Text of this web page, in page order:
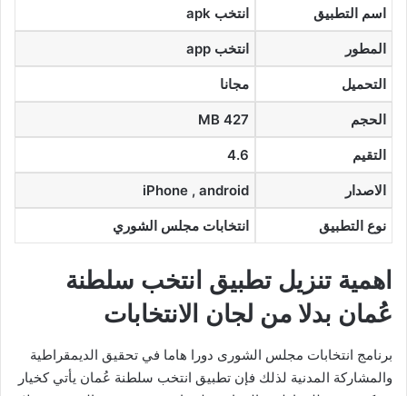
اسم التطبيق انتخب apk
المطور انتخب app
التحميل مجانا
الحجم MB 427
التقيم 4.6
الاصدار iPhone , android
نوع التطبيق انتخابات مجلس الشوري
اهمية تنزيل تطبيق انتخب سلطنة
عُمان بدلا من لجان الانتخابات
برنامج انتخابات مجلس الشورى دورا هاما في تحقيق الديمقراطية
والمشاركة المدنية لذلك فإن تطبيق انتخب سلطنة عُمان يأتي كخيار